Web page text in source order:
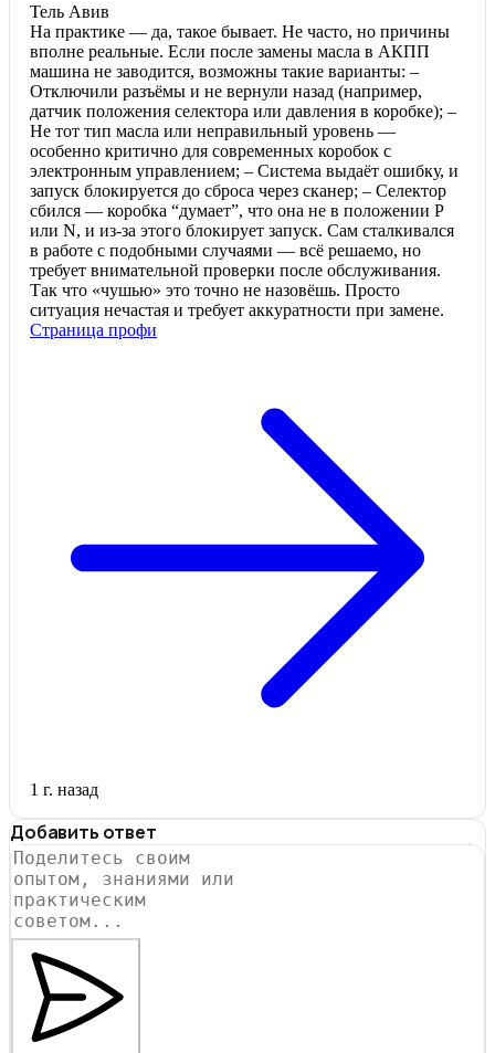
Тель Авив
На практике — да, такое бывает. Не часто, но причины
вполне реальные. Если после замены масла в АКПП
машина не заводится, возможны такие варианты: –
Отключили разъёмы и не вернули назад (например,
датчик положения селектора или давления в коробке); –
Не тот тип масла или неправильный уровень —
особенно критично для современных коробок с
электронным управлением; – Система выдаёт ошибку, и
запуск блокируется до сброса через сканер; – Селектор
сбился — коробка “думает”, что она не в положении P
или N, и из-за этого блокирует запуск. Сам сталкивался
в работе с подобными случаями — всё решаемо, но
требует внимательной проверки после обслуживания.
Так что «чушью» это точно не назовёшь. Просто
ситуация нечастая и требует аккуратности при замене.
Страница профи
1 г. назад
Добавить ответ